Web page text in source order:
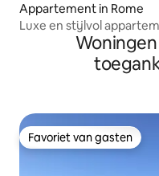
Appartement in Rome
Luxe en stijlvol
Favoriet van gasten
Favoriet van gasten